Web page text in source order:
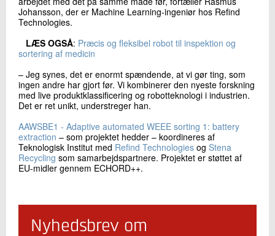
Johansson, der er Machine Learning-ingeniør hos Refind
Technologies.
​LÆS OGSÅ: Præcis og fleksibel robot til inspektion og
sortering af medicin
– Jeg synes, det er enormt spændende, at vi gør ting, som
ingen andre har gjort før. Vi kombinerer den nyeste forskning
med live produktklassificering og robotteknologi i industrien.
Det er ret unikt, understreger han.
AAWSBE1 - Adaptive automated WEEE sorting 1: battery
extraction – som projektet hedder – koordineres af
Teknologisk Institut med Refind Technologies og Stena
Recycling som samarbejdspartnere. Projektet er støttet af
EU-midler gennem ECHORD++.
Nyhedsbrev om